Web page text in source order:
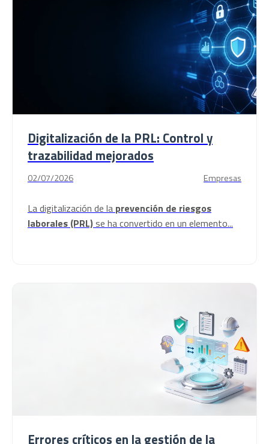
Digitalización de la PRL: Control y
trazabilidad mejorados
02/07/2026 Empresas
La digitalización de la prevención de riesgos
laborales (PRL)se ha convertido en un elemento...
Errores críticos en la gestión de la